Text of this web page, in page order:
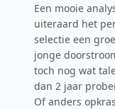
Een mooie
uiteraard het
selectie een
jonge
toch nog wat
dan 2 jaar
Of anders